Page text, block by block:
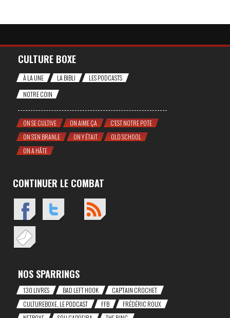
CULTURE BOXE
À LA UNE LA BIBLI
LES PODCASTS
NOTRE COIN
ON SE CULTIVE ON AIME ÇA
C'EST NOTRE POTE
ON S'EN BRANLE
ON Y ÉTAIT
OLD SCHOOL
ON A HÂTE
CONTINUER LE COMBAT
NOS SPARRINGS
130 LIVRES BAD LEFT HOOK
CAP'TAIN CROCHET
CULTUREBOXE, LE PODCAST
FFB
FRÉDÉRIC ROUX